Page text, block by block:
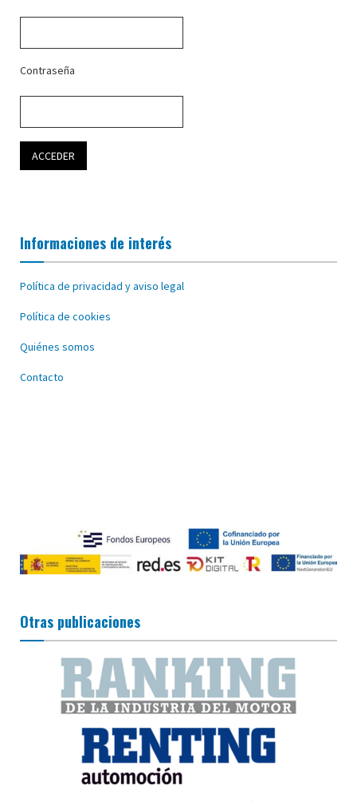
Contraseña
Informaciones de interés
Política de privacidad y aviso legal
Política de cookies
Quiénes somos
Contacto
Otras publicaciones